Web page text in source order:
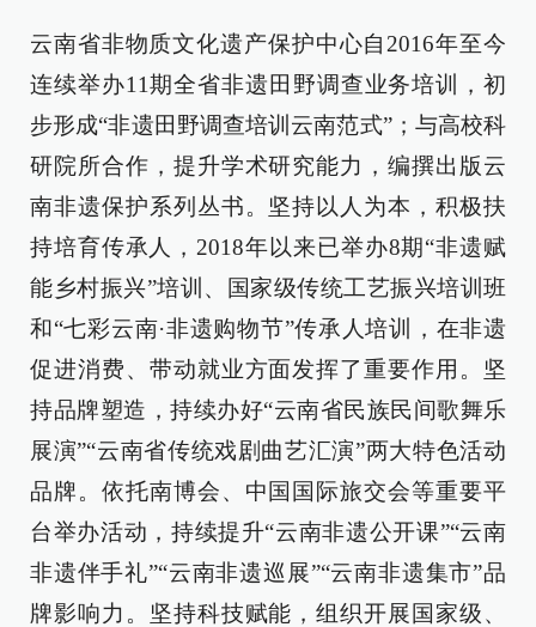
云南省非物质文化遗产保护中心自2016年至今
连续举办11期全省非遗田野调查业务培训，初
步形成“非遗田野调查培训云南范式”；与高校科
研院所合作，提升学术研究能力，编撰出版云
南非遗保护系列丛书。坚持以人为本，积极扶
持培育传承人，2018年以来已举办8期“非遗赋
能乡村振兴”培训、国家级传统工艺振兴培训班
和“七彩云南·非遗购物节”传承人培训，在非遗
促进消费、带动就业方面发挥了重要作用。坚
持品牌塑造，持续办好“云南省民族民间歌舞乐
展演”“云南省传统戏剧曲艺汇演”两大特色活动
品牌。依托南博会、中国国际旅交会等重要平
台举办活动，持续提升“云南非遗公开课”“云南
非遗伴手礼”“云南非遗巡展”“云南非遗集市”品
牌影响力。坚持科技赋能，组织开展国家级、